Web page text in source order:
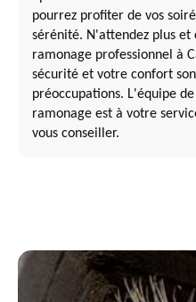
pourrez profiter de vos
sérénité. N'attendez plus et
ramonage professionnel à
sécurité et votre confort
préoccupations. L'équipe
ramonage est à votre
vous conseiller.